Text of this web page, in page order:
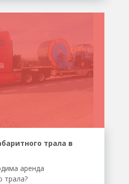
трала в
аренда
трала?